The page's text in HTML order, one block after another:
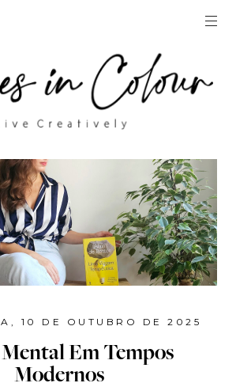
10 DE OUTUBRO DE 2025
Mental Em Tempos
Modernos